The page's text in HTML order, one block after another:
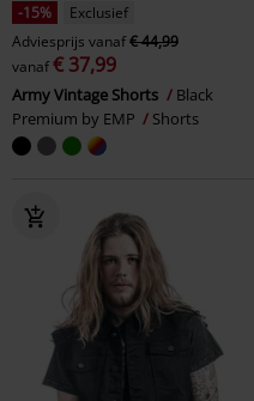
-15%
Exclusief
Adviesprijs vanaf€ 44,99
vanaf€ 37,99
Army Vintage Shorts
Black
Premium by EMP
Shorts